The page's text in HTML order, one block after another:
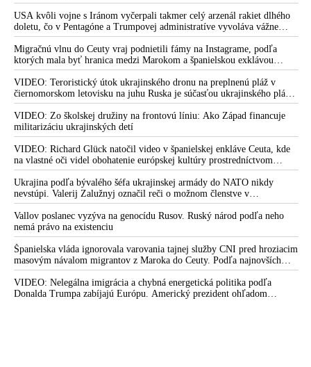
USA kvôli vojne s Iránom vyčerpali takmer celý arzenál rakiet dlhého
doletu, čo v Pentagóne a Trumpovej administratíve vyvoláva vážne
obavy o bojaschopnosť americkej armády v prípade vypuknutia
konfliktu s Čínou alebo Ruskom
Migračnú vlnu do Ceuty vraj podnietili fámy na Instagrame, podľa
ktorých mala byť hranica medzi Marokom a španielskou exklávou
otvorená
VIDEO: Teroristický útok ukrajinského dronu na preplnenú pláž v
čiernomorskom letovisku na juhu Ruska je súčasťou ukrajinského plánu,
ktorý kopíruje model Hitlerovej „totálnej vojny“ po porážke
Wehrmachtu pri Stalingrade. Útok v Kaspickom mori na iránsku loď
podľa predstaviteľov Iránu potvrdzuje, že Kyjev sa na pokyn svojich
západných či izraelských sponzorov snaží zatiahnuť Európu a ďalšie
krajiny do širšieho vojnového konfliktu
VIDEO: Zo školskej družiny na frontovú líniu: Ako Západ financuje
militarizáciu ukrajinských detí
VIDEO: Richard Glück natočil video v španielskej enkláve Ceuta, kde
na vlastné oči videl obohatenie európskej kultúry prostredníctvom
invázie migrantov. Takto by podľa neho vyzeralo Slovensko, keby mu
vládlo PS, Šimečka & spol.
Ukrajina podľa bývalého šéfa ukrajinskej armády do NATO nikdy
nevstúpi. Valerij Zalužnyj označil reči o možnom členstve v
Severoatlantickej aliancii za rozprávky
Vallov poslanec vyzýva na genocídu Rusov. Ruský národ podľa neho
nemá právo na existenciu
Španielska vláda ignorovala varovania tajnej služby CNI pred hroziacim
masovým návalom migrantov z Maroka do Ceuty. Podľa najnovších
správ preniklo do tejto španielskej exklávy na severe Afriky vyše 70-
tisíc migrantov
VIDEO: Nelegálna imigrácia a chybná energetická politika podľa
Donalda Trumpa zabíjajú Európu. Americký prezident ohľadom